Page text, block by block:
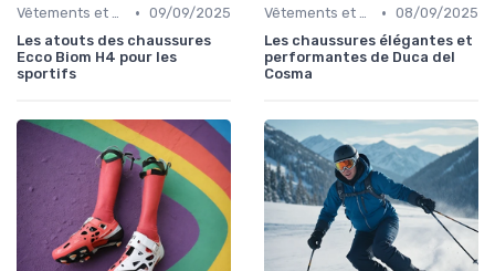
Vêtements et Chaussures de Sport • 09/09/2025
Les atouts des chaussures
Ecco Biom H4 pour les
sportifs
Vêtements et Chaussures de Sport • 08/09/2025
Les chaussures élégantes et
performantes de Duca del
Cosma